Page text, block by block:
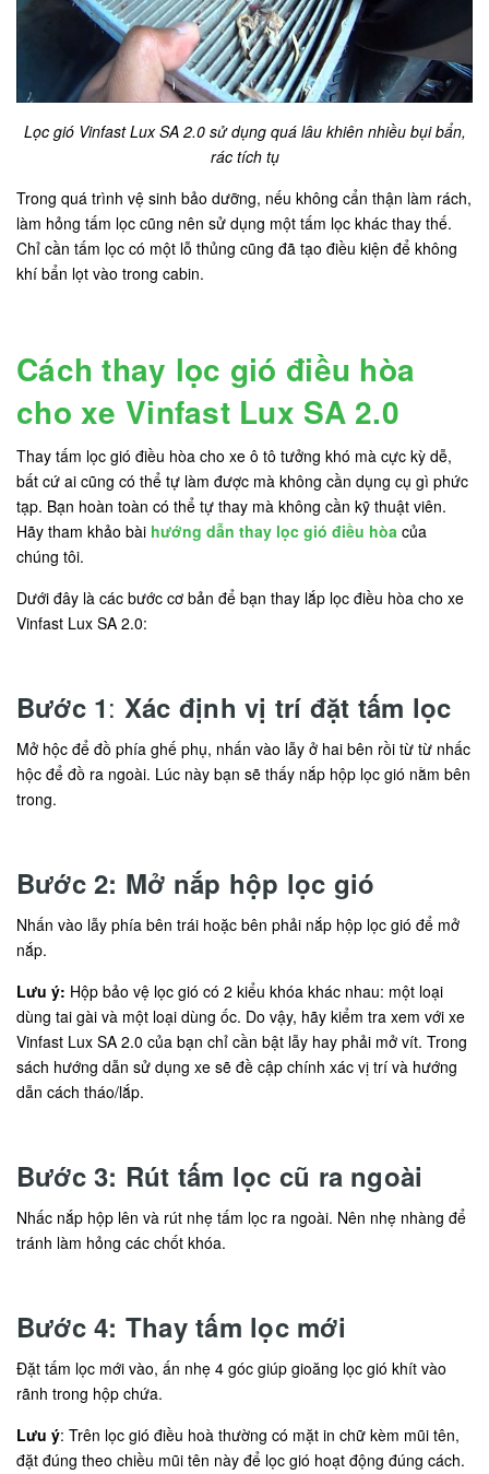
Lọc gió Vinfast Lux SA 2.0 sử dụng quá lâu khiên nhiều bụi bẩn,
rác tích tụ
Trong quá trình vệ sinh bảo dưỡng, nếu không cẩn thận làm rách,
làm hỏng tấm lọc cũng nên sử dụng một tấm lọc khác thay thế.
Chỉ cần tấm lọc có một lỗ thủng cũng đã tạo điều kiện để không
khí bẩn lọt vào trong cabin.
Cách thay lọc gió điều hòa
cho xe Vinfast Lux SA 2.0
Thay tấm lọc gió điều hòa cho xe ô tô tưởng khó mà cực kỳ dễ,
bất cứ ai cũng có thể tự làm được mà không cần dụng cụ gì phức
tạp. Bạn hoàn toàn có thể tự thay mà không cần kỹ thuật viên.
Hãy tham khảo bài hướng dẫn thay lọc gió điều hòa của
chúng tôi.
Dưới đây là các bước cơ bản để bạn thay lắp lọc điều hòa cho xe
Vinfast Lux SA 2.0:
Bước 1: Xác định vị trí đặt tấm lọc
Mở hộc để đồ phía ghế phụ, nhấn vào lẫy ở hai bên rồi từ từ nhấc
hộc để đồ ra ngoài. Lúc này bạn sẽ thấy nắp hộp lọc gió nằm bên
trong.
Bước 2: Mở nắp hộp lọc gió
Nhấn vào lẫy phía bên trái hoặc bên phải nắp hộp lọc gió để mở
nắp.
Lưu ý: Hộp bảo vệ lọc gió có 2 kiểu khóa khác nhau: một loại
dùng tai gài và một loại dùng ốc. Do vậy, hãy kiểm tra xem với xe
Vinfast Lux SA 2.0 của bạn chỉ cần bật lẫy hay phải mở vít. Trong
sách hướng dẫn sử dụng xe sẽ đề cập chính xác vị trí và hướng
dẫn cách tháo/lắp.
Bước 3: Rút tấm lọc cũ ra ngoài
Nhấc nắp hộp lên và rút nhẹ tấm lọc ra ngoài. Nên nhẹ nhàng để
tránh làm hỏng các chốt khóa.
Bước 4: Thay tấm lọc mới
Đặt tấm lọc mới vào, ấn nhẹ 4 góc giúp gioăng lọc gió khít vào
rãnh trong hộp chứa.
Lưu ý: Trên lọc gió điều hoà thường có mặt in chữ kèm mũi tên,
đặt đúng theo chiều mũi tên này để lọc gió hoạt động đúng cách.